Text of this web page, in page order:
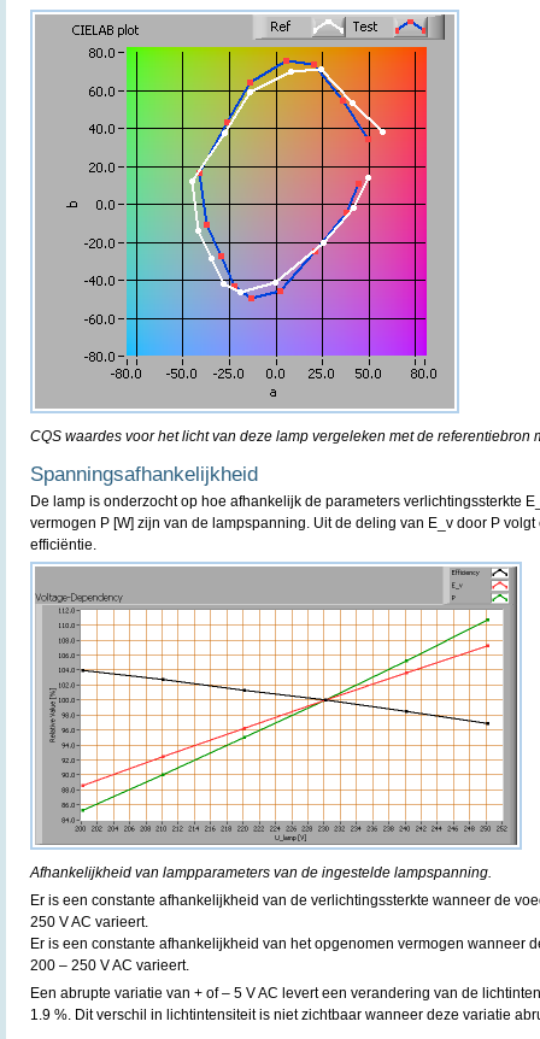
CQS waardes voor het licht van deze lamp vergeleken met de referentiebron
Spanningsafhankelijkheid
De lamp is onderzocht op hoe afhankelijk de parameters verlichtingssterkte
vermogen P [W] zijn van de lampspanning. Uit de deling van E_v door P
efficiëntie.
Afhankelijkheid van lampparameters van de ingestelde lampspanning.
Er is een constante afhankelijkheid van de verlichtingssterkte wanneer de
250 V AC varieert.
Er is een constante afhankelijkheid van het opgenomen vermogen wanneer
200 – 250 V AC varieert.
Een abrupte variatie van + of – 5 V AC levert een verandering van de
1.9 %. Dit verschil in lichtintensiteit is niet zichtbaar wanneer deze variatie